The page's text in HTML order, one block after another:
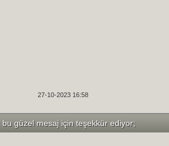
27-10-2023 16:58
bu güzel mesaj için teşekkür ediyor;